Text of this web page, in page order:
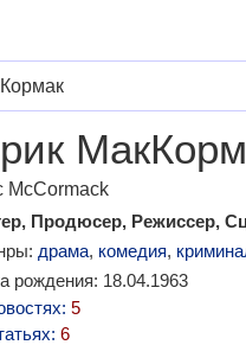
McCormack
Продюсер, Режиссер,
драма, комедия,
рождения: 18.04.1963
5
6